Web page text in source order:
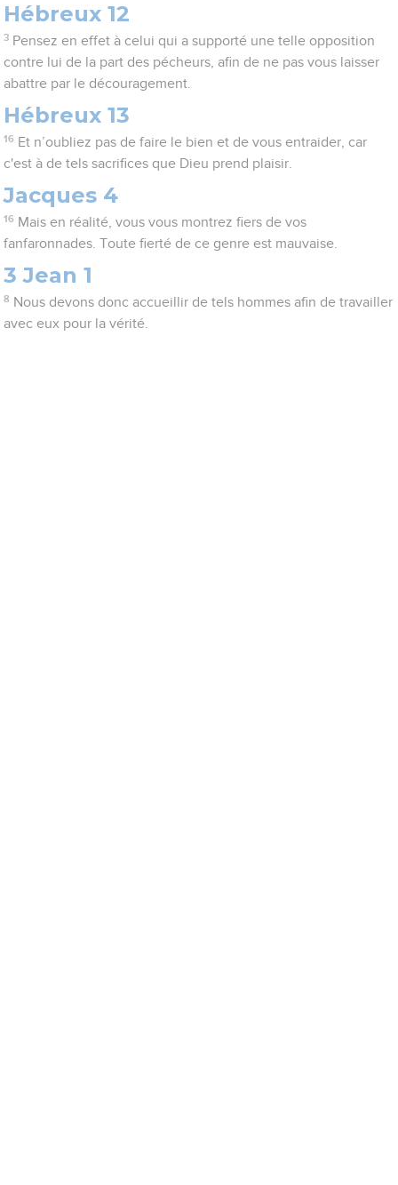
Hébreux 12
3 Pensez en effet à celui qui a supporté une telle opposition
contre lui de la part des pécheurs, afin de ne pas vous laisser
abattre par le découragement.
Hébreux 13
16 Et n’oubliez pas de faire le bien et de vous entraider, car
c'est à de tels sacrifices que Dieu prend plaisir.
Jacques 4
16 Mais en réalité, vous vous montrez fiers de vos
fanfaronnades. Toute fierté de ce genre est mauvaise.
3 Jean 1
8 Nous devons donc accueillir de tels hommes afin de travailler
avec eux pour la vérité.